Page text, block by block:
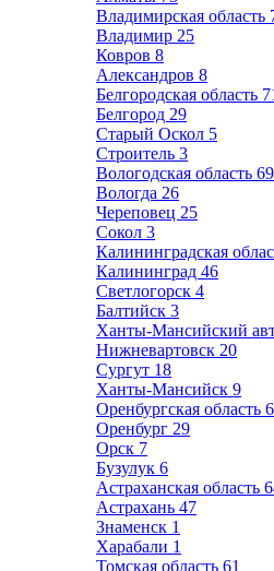
Владимирская область
Владимир 25
Ковров 8
Александров 8
Белгородская область
Белгород 29
Старый Оскол 5
Строитель 3
Вологодская область 69
Вологда 26
Череповец 25
Сокол 3
Калининградская
Калининград 46
Светлогорск 4
Балтийск 3
Ханты-Мансийский
Нижневартовск 20
Сургут 18
Ханты-Мансийск 9
Оренбургская область
Оренбург 29
Орск 7
Бузулук 6
Астраханская область
Астрахань 47
Знаменск 1
Харабали 1
Томская область 61